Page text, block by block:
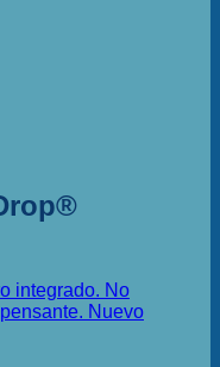
integrado. No